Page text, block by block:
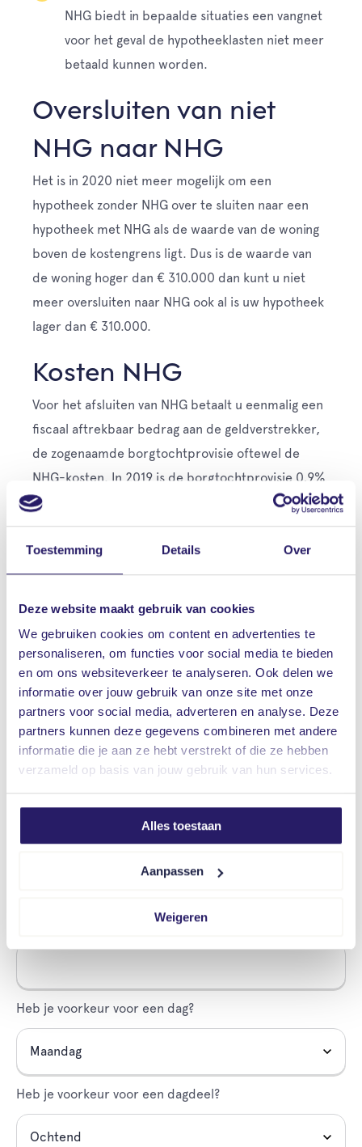
Toestemming Details Over
Deze website maakt gebruik van cookies
We gebruiken cookies om content en advertenties te
personaliseren, om functies voor social media te bieden
en om ons websiteverkeer te analyseren. Ook delen we
informatie over jouw gebruik van onze site met onze
partners voor social media, adverteren en analyse. Deze
partners kunnen deze gegevens combineren met andere
informatie die je aan ze hebt verstrekt of die ze hebben
verzameld op basis van jouw gebruik van hun services.
Alles toestaan
Aanpassen
Weigeren
NHG biedt in bepaalde situaties een vangnet
voor het geval de hypotheeklasten niet meer
betaald kunnen worden.
Oversluiten van niet
NHG naar NHG
Het is in 2020 niet meer mogelijk om een
hypotheek zonder NHG over te sluiten naar een
hypotheek met NHG als de waarde van de woning
boven de kostengrens ligt. Dus is de waarde van
de woning hoger dan € 310.000 dan kunt u niet
meer oversluiten naar NHG ook al is uw hypotheek
lager dan € 310.000.
Kosten NHG
Voor het afsluiten van NHG betaalt u eenmalig een
fiscaal aftrekbaar bedrag aan de geldverstrekker,
de zogenaamde borgtochtprovisie oftewel de
NHG-kosten. In 2019 is de borgtochtprovisie 0,9%
van het totale hypotheekbedrag. In 2020 wordt de
NHG-premie verlaagd van 0,9% naar 0,7%.
Wilt u meer weten over
NHG?
De hypotheekadviseurs van Vrieling vertellen u er
graag over. Neem contact met ons op via het
contactformulier of bel 0523 – 28 27 27.
Leave
this
field
Naam
Heb je voorkeur voor een dag?
Heb je voorkeur voor een dagdeel?